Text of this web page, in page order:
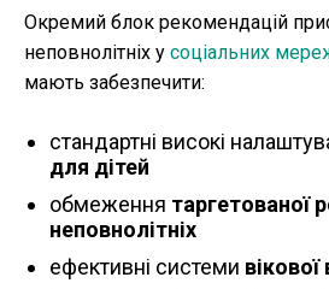
Окремий блок рекомендацій
неповнолітніх у соціальних
мають забезпечити:
стандартні високі
для дітей
обмеження таргетованої
неповнолітніх
ефективні системи вікової